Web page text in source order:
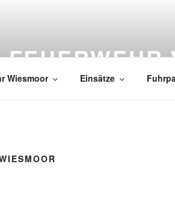
Wiesmoor Einsätze